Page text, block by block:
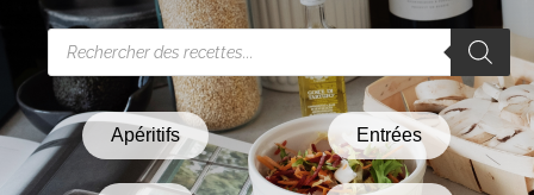
Apéritifs Entrées